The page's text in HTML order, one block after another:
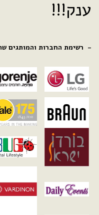
ענק!!!
- רשימת החברות והמותגים